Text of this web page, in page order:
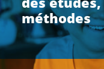
méthodes